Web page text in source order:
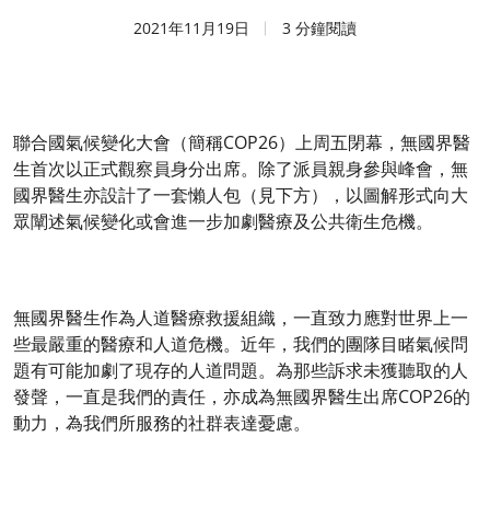
2021年11月19日 3 分鐘閱讀
聯合國氣候變化大會（簡稱COP26）上周五閉幕，無國界醫
生首次以正式觀察員身分出席。除了派員親身參與峰會，無
國界醫生亦設計了一套懶人包（見下方），以圖解形式向大
眾闡述氣候變化或會進一步加劇醫療及公共衛生危機。
無國界醫生作為人道醫療救援組織，一直致力應對世界上一
些最嚴重的醫療和人道危機。近年，我們的團隊目睹氣候問
題有可能加劇了現存的人道問題。為那些訴求未獲聽取的人
發聲，一直是我們的責任，亦成為無國界醫生出席COP26的
動力，為我們所服務的社群表達憂慮。